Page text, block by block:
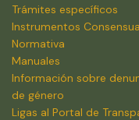
Trámites específicos
Instrumentos
Normativa
Manuales
Información sobre
de género
Ligas al Portal de